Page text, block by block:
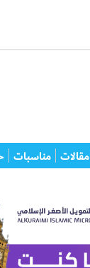
مقالات مناسبات